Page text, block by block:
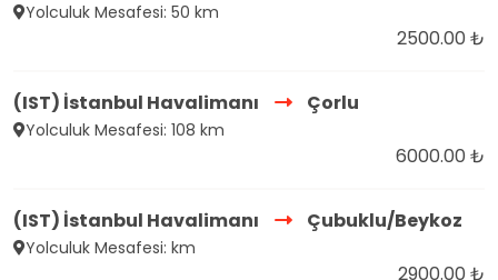
Yolculuk Mesafesi: 50 km
2500.00 ₺
(IST) İstanbul Havalimanı Çorlu
Yolculuk Mesafesi: 108 km
6000.00 ₺
(IST) İstanbul Havalimanı Çubuklu/Beykoz
Yolculuk Mesafesi: km
2900.00 ₺